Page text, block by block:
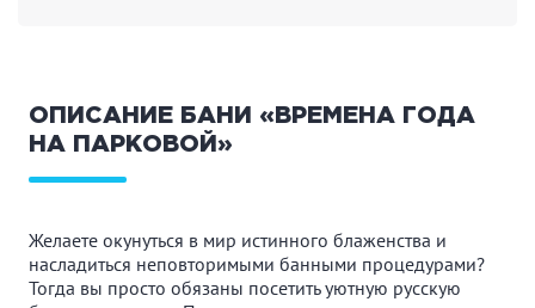
ОПИСАНИЕ БАНИ «ВРЕМЕНА ГОДА
НА ПАРКОВОЙ»
Желаете окунуться в мир истинного блаженства и
насладиться неповторимыми банными процедурами?
Тогда вы просто обязаны посетить уютную русскую